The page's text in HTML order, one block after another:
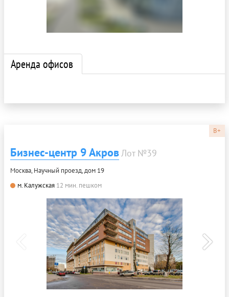
Аренда офисов
B+
Бизнес-центр 9 АкровЛот №39
Москва, Научный проезд, дом 19
м. Калужская 12 мин. пешком